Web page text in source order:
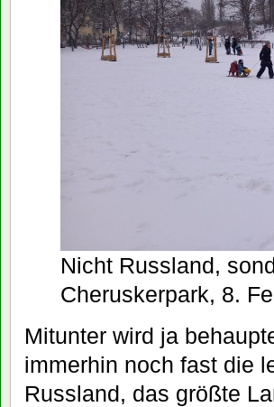
Nicht Russland,
Cheruskerpark, 8.
Mitunter wird ja
immerhin noch fast die
Russland, das größte